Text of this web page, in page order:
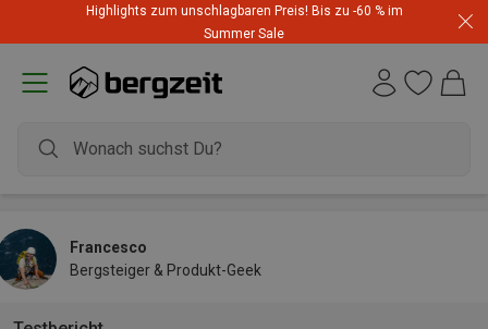
Highlights zum unschlagbaren Preis! Bis zu -60 % im
Summer Sale
Francesco
Bergsteiger & Produkt-Geek